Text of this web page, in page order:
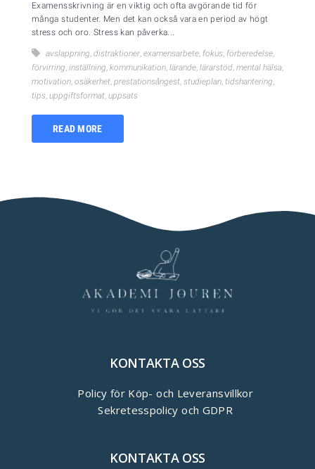
Examensskrivning är en viktig och ofta avgörande tid för
många studenter. Men det kan också vara en period av högt
stress och oro. Stress kan påverka...
avslappning, distraktioner, examensarbete, fokus, förberedelse,
förvirring, inställning, kommunikation, lärande, lärarstöd, mental hälsa,
motivation, osäkerhet, prestationsångest, studieplan, tidshantering,
tips, uppgiftsformat, uppsats
READ MORE
KONTAKTA OSS
Policy för Köp- och Leveransvillkor
Sekretesspolicy och GDPR
KONTAKTA OSS